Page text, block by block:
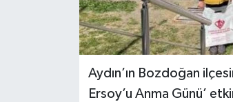
Aydın’ın Bozdoğan
Ersoy’u Anma Günü’